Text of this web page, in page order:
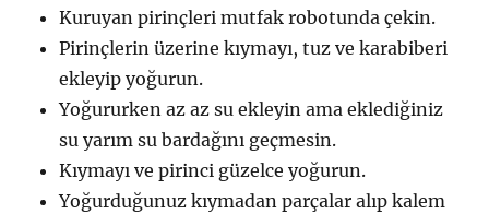
Kuruyan pirinçleri mutfak robotunda çekin.
Pirinçlerin üzerine kıymayı, tuz ve karabiberi
ekleyip yoğurun.
Yoğururken az az su ekleyin ama eklediğiniz
su yarım su bardağını geçmesin.
Kıymayı ve pirinci güzelce yoğurun.
Yoğurduğunuz kıymadan parçalar alıp kalem